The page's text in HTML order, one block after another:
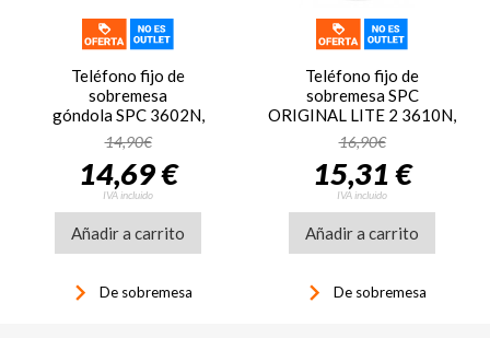
Teléfono fijo de
sobremesa
góndola SPC 3602N,
monopieza, negro
14,90€
14,69 €
IVA incluido
Añadir a carrito
keyboard_arrow_right De sobremesa
Teléfono fijo de
sobremesa SPC
ORIGINAL LITE 2 3610N,
negro
16,90€
15,31 €
IVA incluido
Añadir a carrito
keyboard_arrow_right De sobremesa